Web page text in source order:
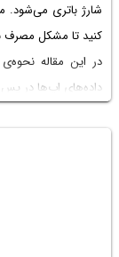
شارژ باتری می‌شود.
کنید تا مشکل مصرف
در این مقاله
داده‌های اپ‌ها در